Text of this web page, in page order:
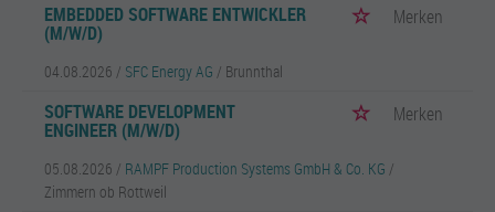
EMBEDDED SOFTWARE ENTWICKLER
(M/W/D)
Merken
04.08.2026 / SFC Energy AG / Brunnthal
SOFTWARE DEVELOPMENT
ENGINEER (M/W/D)
Merken
05.08.2026 / RAMPF Production Systems GmbH & Co. KG /
Zimmern ob Rottweil